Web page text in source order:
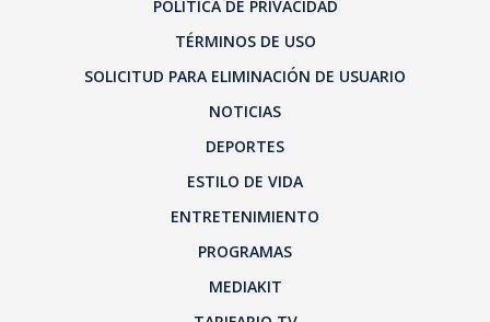
POLÍTICA DE PRIVACIDAD
TÉRMINOS DE USO
SOLICITUD PARA ELIMINACIÓN DE USUARIO
NOTICIAS
DEPORTES
ESTILO DE VIDA
ENTRETENIMIENTO
PROGRAMAS
MEDIAKIT